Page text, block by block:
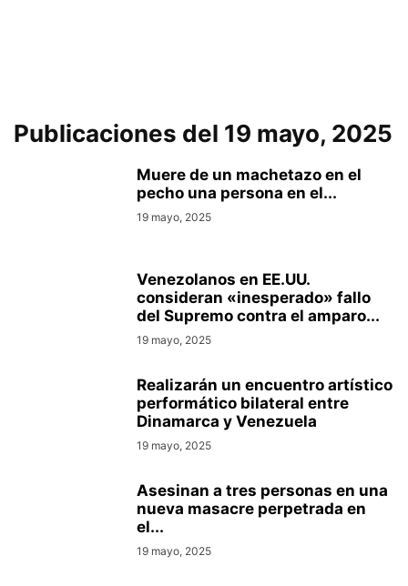
Publicaciones del 19 mayo, 2025
Muere de un machetazo en el
pecho una persona en el...
19 mayo, 2025
Venezolanos en EE.UU.
consideran «inesperado» fallo
del Supremo contra el amparo...
19 mayo, 2025
Realizarán un encuentro artístico
performático bilateral entre
Dinamarca y Venezuela
19 mayo, 2025
Asesinan a tres personas en una
nueva masacre perpetrada en
el...
19 mayo, 2025